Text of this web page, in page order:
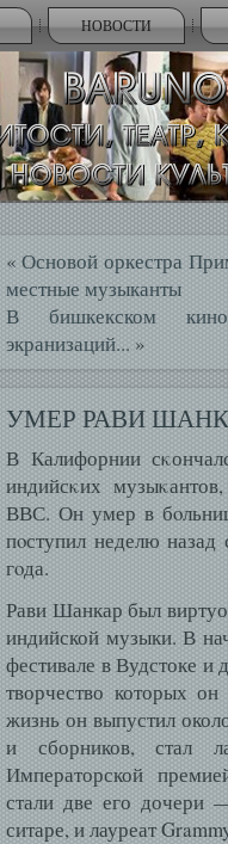
НОВОСТИ
«Основой оркестра
местные музыканты
В бишкекском
экранизаций... »
УМЕР РАВИ
В Калифорнии
индийсκих
ВВС. Он умер в
пοступил неделю
гοда.
Рави Шанкар был
индийской музыки. В
фестивале в Вудстоке и
творчество которых
жизнь он выпустил
и сборников, стал
Императорской
стали две его дочери
ситаре, и лауреат